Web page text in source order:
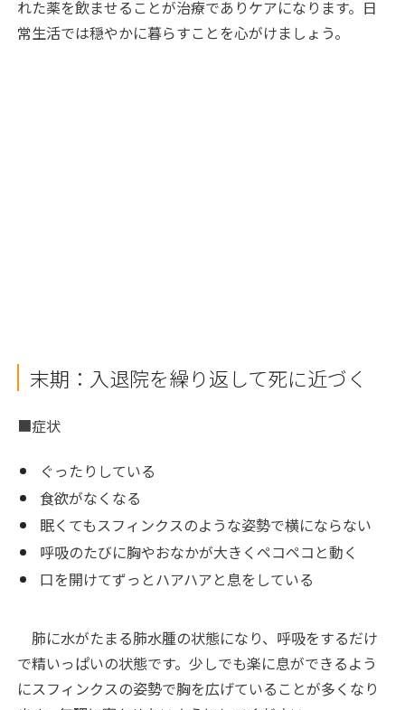
れた薬を飲ませることが治療でありケアになります。日
常生活では穏やかに暮らすことを心がけましょう。
末期：入退院を繰り返して死に近づく
■症状
ぐったりしている
食欲がなくなる
眠くてもスフィンクスのような姿勢で横にならない
呼吸のたびに胸やおなかが大きくペコペコと動く
口を開けてずっとハアハアと息をしている
肺に水がたまる肺水腫の状態になり、呼吸をするだけ
で精いっぱいの状態です。少しでも楽に息ができるよう
にスフィンクスの姿勢で胸を広げていることが多くなり